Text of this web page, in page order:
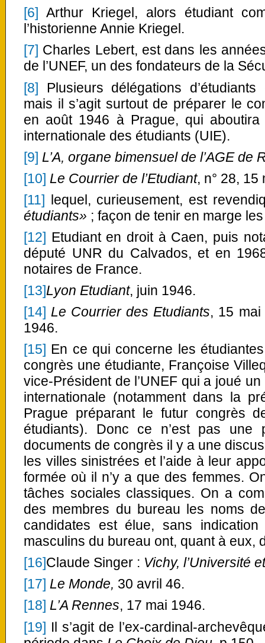
[6]
Arthur Kriegel, alors étudiant
l’historienne Annie Kriegel.
[7] Charles Lebert, est dans les
de l’UNEF, un des fondateurs de la
[8] Plusieurs délégations
mais il s’agit surtout de préparer le
en août 1946 à Prague, qui aboutira
internationale des étudiants (UIE).
[9] L’A, organe bimensuel de l’AGE de
[10] Le Courrier de l’Etudiant, n° 28, 15
[11] lequel, curieusement, est
étudiants» ; façon de tenir en marge
[12] Etudiant en droit à Caen, puis
député UNR du Calvados, et en
notaires de France.
[13]Lyon Etudiant, juin 1946.
[14] Le Courrier des Etudiants, 15 mai
1946.
[15] En ce qui concerne les
congrès une étudiante, Françoise
vice-Président de l’UNEF qui a joué
internationale (notamment dans la
Prague préparant le futur congrès
étudiants). Donc ce n’est pas une
documents de congrès il y a une
les villes sinistrées et l’aide à leur
formée où il n’y a que des femmes.
tâches sociales classiques. On a
des membres du bureau les noms
candidates est élue, sans
masculins du bureau ont, quant à eux,
[16]Claude Singer : Vichy, l’Université
[17] Le Monde, 30 avril 46.
[18] L’A Rennes, 17 mai 1946.
[19] Il s’agit de l’ex-cardinal-